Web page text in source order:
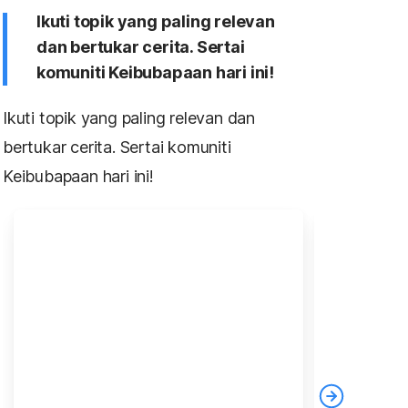
Ikuti topik yang paling relevan
dan bertukar cerita. Sertai
komuniti Keibubapaan hari ini!
Ikuti topik yang paling relevan dan
bertukar cerita. Sertai komuniti
Keibubapaan hari ini!